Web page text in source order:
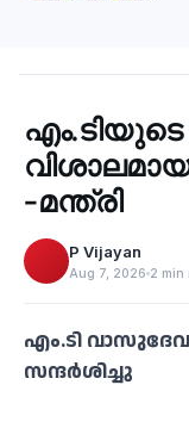
‹
-മന്ത്രി
P Vijayan
Aug 7, 2026 2 min
എം.ടി
സന്ദര്‍ശിച്ചു